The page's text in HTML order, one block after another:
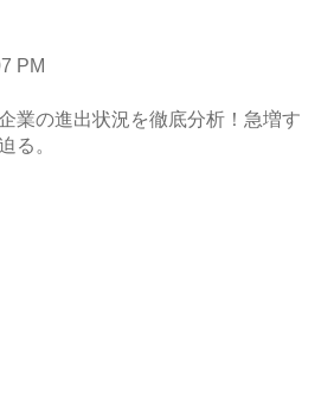
PM
業の進出状況を徹底分析！急増す
る。